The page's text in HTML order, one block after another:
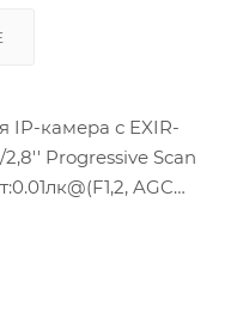
IP-камера с EXIR-
Progressive Scan
AGC
сжатие-